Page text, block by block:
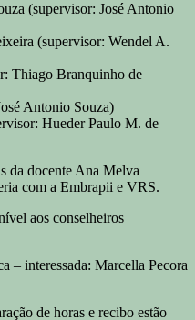
(supervisor: José Antonio
(supervisor: Wendel A.
Thiago Branquinho de
Antonio Souza)
Hueder Paulo M. de
da docente Ana Melva
com a Embrapii e VRS.
aos conselheiros
– interessada: Marcella Pecora
de horas e recibo estão